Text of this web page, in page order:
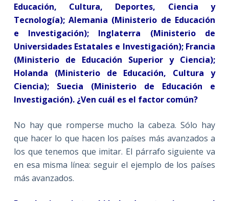
Educación, Cultura, Deportes, Ciencia y
Tecnología); Alemania (Ministerio de Educación
e Investigación); Inglaterra (Ministerio de
Universidades Estatales e Investigación); Francia
(Ministerio de Educación Superior y Ciencia);
Holanda (Ministerio de Educación, Cultura y
Ciencia); Suecia (Ministerio de Educación e
Investigación). ¿Ven cuál es el factor común?
No hay que romperse mucho la cabeza. Sólo hay
que hacer lo que hacen los países más avanzados a
los que tenemos que imitar. El párrafo siguiente va
en esa misma línea: seguir el ejemplo de los países
más avanzados.